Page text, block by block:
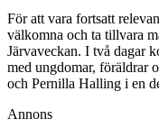
För att vara fortsatt
välkomna och ta tillvara
Järvaveckan. I två dagar
med ungdomar, föräldrar
och Pernilla Halling i en
Annons